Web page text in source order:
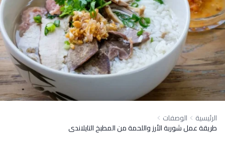
الرئيسية الوصفات
طريقة عمل شوربة الأرز واللحمة من المطبخ التايلاندى